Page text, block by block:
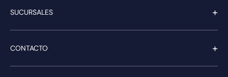
SUCURSALES +
CONTACTO +